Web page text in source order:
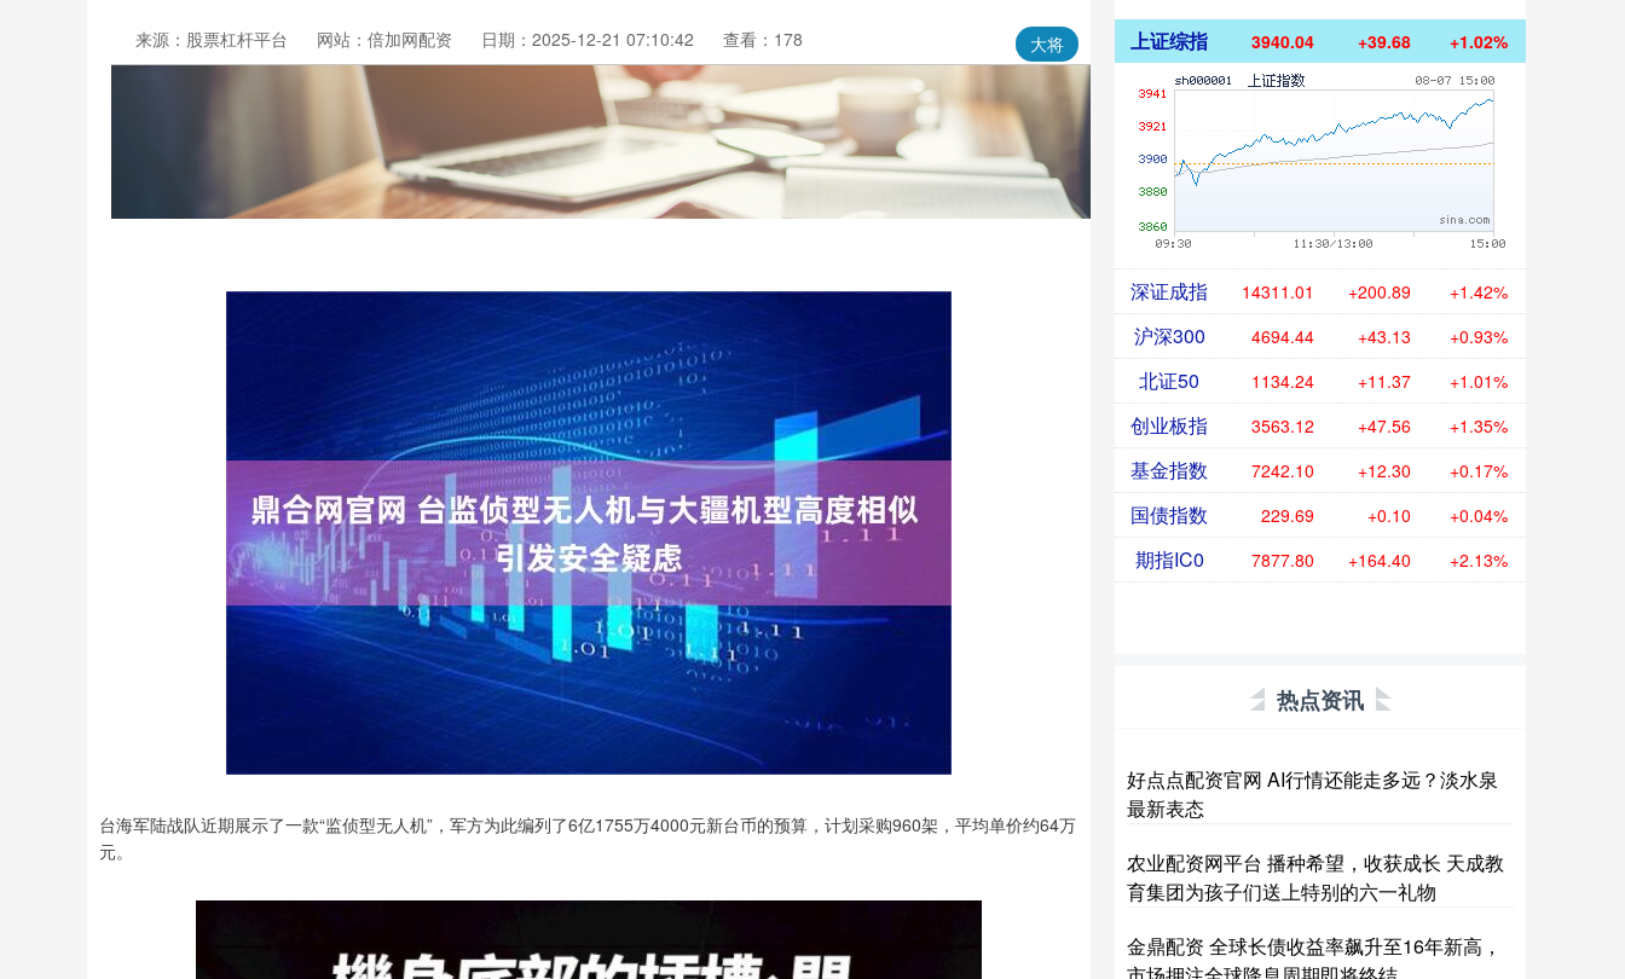
大将
来源：股票杠杆平台 网站：倍加网配资 日期：2025-12-21 07:10:42 查看：178
台海军陆战队近期展示了一款“监侦型无人机”，军方为此编列了6亿1755万4000元新台币的预算，计划采购960架，平均单价约64万
元。
上证综指 3940.04 +39.68 +1.02%
深证成指 14311.01 +200.89 +1.42%
沪深300 4694.44 +43.13 +0.93%
北证50 1134.24 +11.37 +1.01%
创业板指 3563.12 +47.56 +1.35%
基金指数 7242.10 +12.30 +0.17%
国债指数 229.69 +0.10 +0.04%
期指IC0 7877.80 +164.40 +2.13%
热点资讯
好点点配资官网 AI行情还能走多远？淡水泉
最新表态
农业配资网平台 播种希望，收获成长 天成教
育集团为孩子们送上特别的六一礼物
金鼎配资 全球长债收益率飙升至16年新高，